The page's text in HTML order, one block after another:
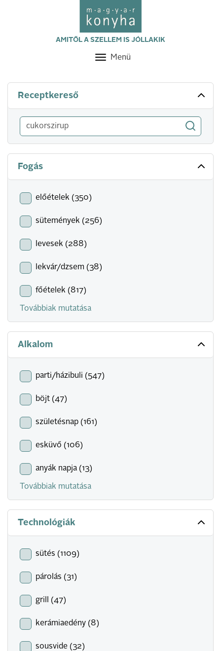
AMITŐL A SZELLEM IS JÓLLAKIK
Toggle
Menü
Receptkereső
Fogás
előételek (350)
sütemények (256)
levesek (288)
lekvár/dzsem (38)
főételek (817)
Továbbiak mutatása
Alkalom
parti/házibuli (547)
böjt (47)
születésnap (161)
esküvő (106)
anyák napja (13)
Továbbiak mutatása
Technológiák
sütés (1109)
párolás (31)
grill (47)
kerámiaedény (8)
sousvide (32)